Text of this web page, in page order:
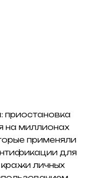
приостановка
на миллионах
применяли
для
личных